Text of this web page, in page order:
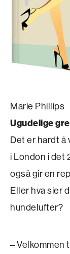
Marie Phillips
Ugudelige
Det er hardt
i London i det
også gir en
Eller hva sier
hundelufter?
– Velkommen